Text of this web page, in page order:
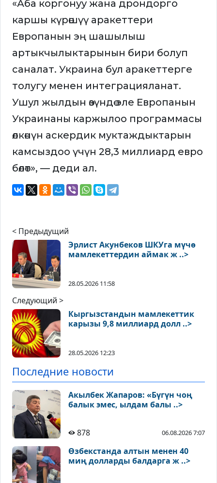
«Аба коргонуу жана дрондорго
каршы күрөшүү аракеттери
Европанын эң шашылыш
артыкчылыктарынын бири болуп
саналат. Украина бул аракеттерге
толугу менен интеграцияланат.
Ушул жылдын өзүндө эле Европанын
Украинаны каржылоо программасы
өлкөнүн аскердик муктаждыктарын
камсыздоо үчүн 28,3 миллиард евро
бөлөт», — деди ал.
< Предыдущий
Эрлист Акунбеков ШКУга мүчө
мамлекеттердин аймак ж ..>
28.05.2026 11:58
Следующий >
Кыргызстандын мамлекеттик
карызы 9,8 миллиард долл ..>
28.05.2026 12:23
Последние новости
Акылбек Жапаров: «Бүгүн чоң
балык эмес, ылдам балы ..>
878 06.08.2026 7:07
Өзбекстанда алтын менен 40
миң долларды балдарга ж ..>